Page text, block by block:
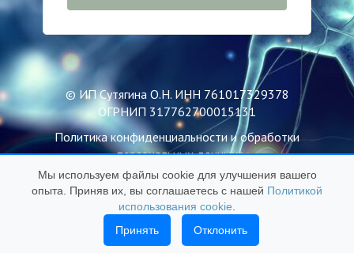
© ИП Сутягина О.Н. ИНН 761017329378
ОГРНИП 317762700015131
Политика конфиденциальности и обработки
персональных данных
Пользовательское соглашение
Публичная оферта
Политика использования файлов Cookie
Мы используем файлы cookie для улучшения вашего
опыта. Приняв их, вы соглашаетесь с нашей Политикой
использования cookie
Принять
Отклонить